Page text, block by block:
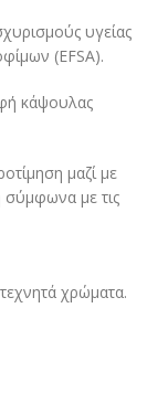
υγείας
(EFSA).
κάψουλας
μαζί με
με τις
χρώματα.